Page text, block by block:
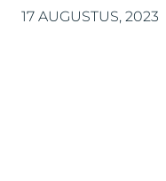
17 AUGUSTUS, 2023